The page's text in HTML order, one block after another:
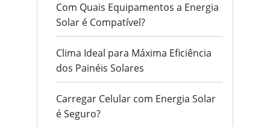
Com Quais Equipamentos a Energia
Solar é Compatível?
Clima Ideal para Máxima Eficiência
dos Painéis Solares
Carregar Celular com Energia Solar
é Seguro?